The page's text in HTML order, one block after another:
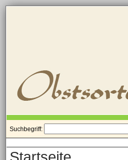
Suchbegriff: